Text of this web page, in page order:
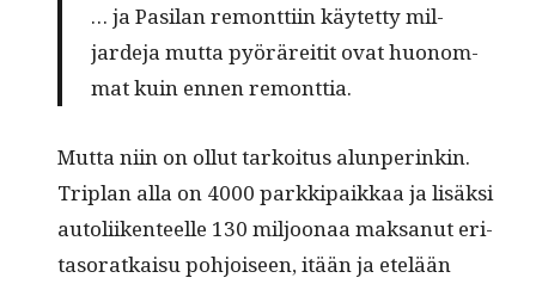
… ja Pasi­lan remont­ti­in käytet­ty mil­
jarde­ja mut­ta pyöräre­itit ovat huonom­
mat kuin ennen remonttia.
Mut­ta niin on ollut tarkoi­tus alun­perinkin.
Tri­plan alla on 4000 parkkipaikkaa ja lisäk­si
autoli­iken­teelle 130 miljoon­aa mak­sanut eri­
ta­so­ratkaisu pohjoiseen, itään ja etelään